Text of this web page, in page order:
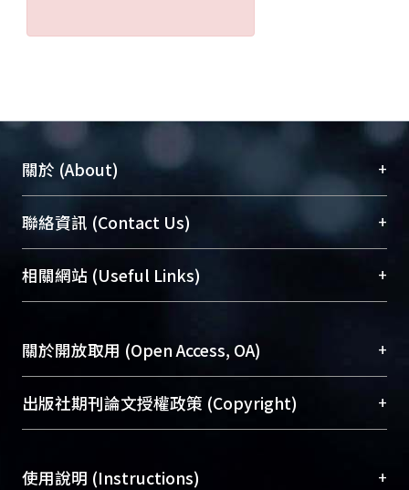
關於 (About) +
臺大位居世界頂尖大學之列，為永久珍藏及向國際
展現本校豐碩的研究成果及學術能量，圖書館整合
機構典藏（NTUR）與學術庫（AH）不同功能平
台，成為臺大學術典藏NTU scholars。期能整合研
成果。
To permanently archive and promote researcher
profiles and scholarly works, Library integrates the
services of “NTU Repository” with “Academic
聯絡資訊 (Contact Us) +
總館學科館員(Main Library)
醫學圖書館學科館員(Medical Library)
Sciences Library)
相關網站 (Useful Links) +
關於開放取用 (Open Access, OA) +
開放取用是從使用者角度提升資訊取用性的社會運
動，應用在學術研究上是透過將研究著作公開供使
用逐年攀升。同時可加速研究發展、提升研究影響
出版社期刊論文授權政策 (Copyright) +
含部分內容的版權非匯入者所有，或由第三方贊
使用說明 (Instructions) +